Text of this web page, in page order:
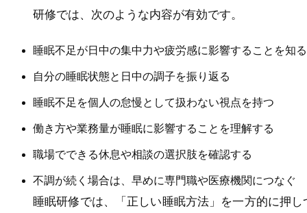
研修では、次のような内容が有効です。
睡眠不足が日中の集中力や疲労感に影響することを知る
自分の睡眠状態と日中の調子を振り返る
睡眠不足を個人の怠慢として扱わない視点を持つ
働き方や業務量が睡眠に影響することを理解する
職場でできる休息や相談の選択肢を確認する
不調が続く場合は、早めに専門職や医療機関につなぐ
睡眠研修では、「正しい睡眠方法」を一方的に押